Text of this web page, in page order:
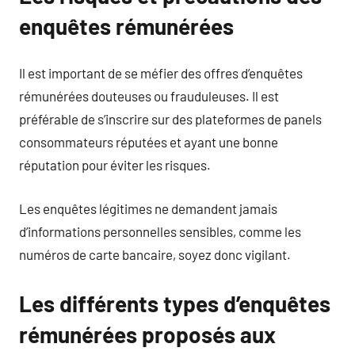
enquêtes rémunérées
Il est important de se méfier des offres d’enquêtes
rémunérées douteuses ou frauduleuses. Il est
préférable de s’inscrire sur des plateformes de panels
consommateurs réputées et ayant une bonne
réputation pour éviter les risques.
Les enquêtes légitimes ne demandent jamais
d’informations personnelles sensibles, comme les
numéros de carte bancaire, soyez donc vigilant.
Les différents types d’enquêtes
rémunérées proposés aux